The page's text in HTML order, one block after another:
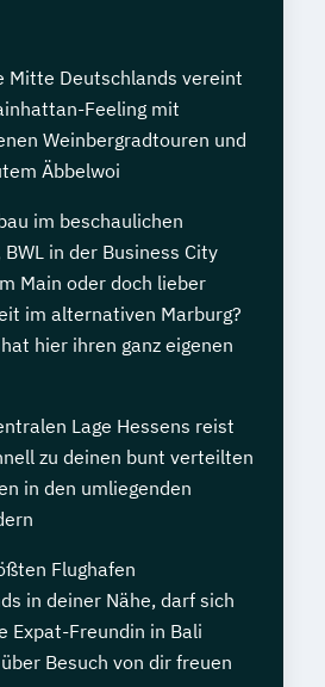
Mitte Deutschlands vereint
Feeling mit
Weinbergradtouren und
Äbbelwoi
im beschaulichen
in der Business City
Main oder doch lieber
im alternativen Marburg?
hier ihren ganz eigenen
Lage Hessens reist
zu deinen bunt verteilten
in den umliegenden
Flughafen
in deiner Nähe, darf sich
Expat-Freundin in Bali
Besuch von dir freuen